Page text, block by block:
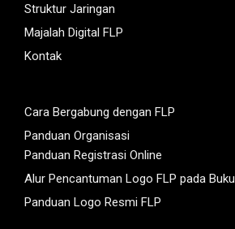
Struktur Jaringan
Majalah Digital FLP
Kontak
Cara Bergabung dengan FLP
Panduan Organisasi
Panduan Registrasi Online
Alur Pencantuman Logo FLP pada Buku
Panduan Logo Resmi FLP